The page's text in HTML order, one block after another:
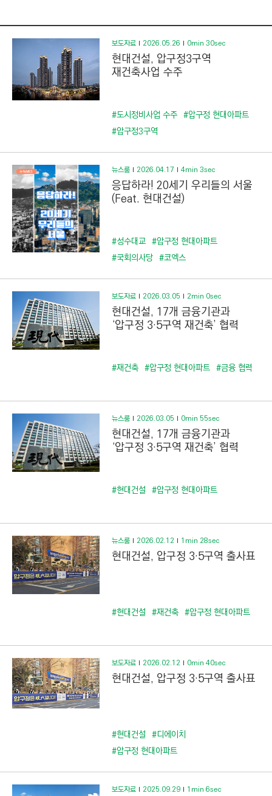
O
N
S
R
O
N
)
보도자료 2026.05.26 0min 30sec
현대건설, 압구정3구역
재건축사업 수주
#도시정비사업 수주 #압구정 현대아파트
#압구정3구역
뉴스룸 2026.04.17 4min 3sec
응답하라! 20세기 우리들의 서울
(Feat. 현대건설)
#성수대교 #압구정 현대아파트
#국회의사당 #코엑스
보도자료 2026.03.05 2min 0sec
현대건설, 17개 금융기관과
‘압구정 3·5구역 재건축’ 협력
#재건축 #압구정 현대아파트 #금융 협력
뉴스룸 2026.03.05 0min 55sec
현대건설, 17개 금융기관과
‘압구정 3·5구역 재건축’ 협력
#현대건설 #압구정 현대아파트
뉴스룸 2026.02.12 1min 28sec
현대건설, 압구정 3·5구역 출사표
#현대건설 #재건축 #압구정 현대아파트
보도자료 2026.02.12 0min 40sec
현대건설, 압구정 3·5구역 출사표
#현대건설 #디에이치
#압구정 현대아파트
보도자료 2025.09.29 1min 6sec